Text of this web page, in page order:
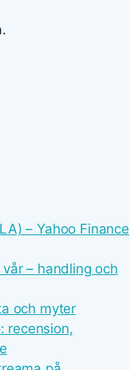
– Yahoo Finance
– handling och
och myter
recension,